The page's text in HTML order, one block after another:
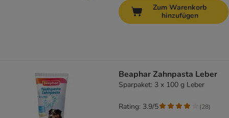
Zum Warenkorb
hinzufügen
Beaphar Zahnpasta Leber
Sparpaket: 3 x 100 g Leber
Rating: 3.9/5 (28)